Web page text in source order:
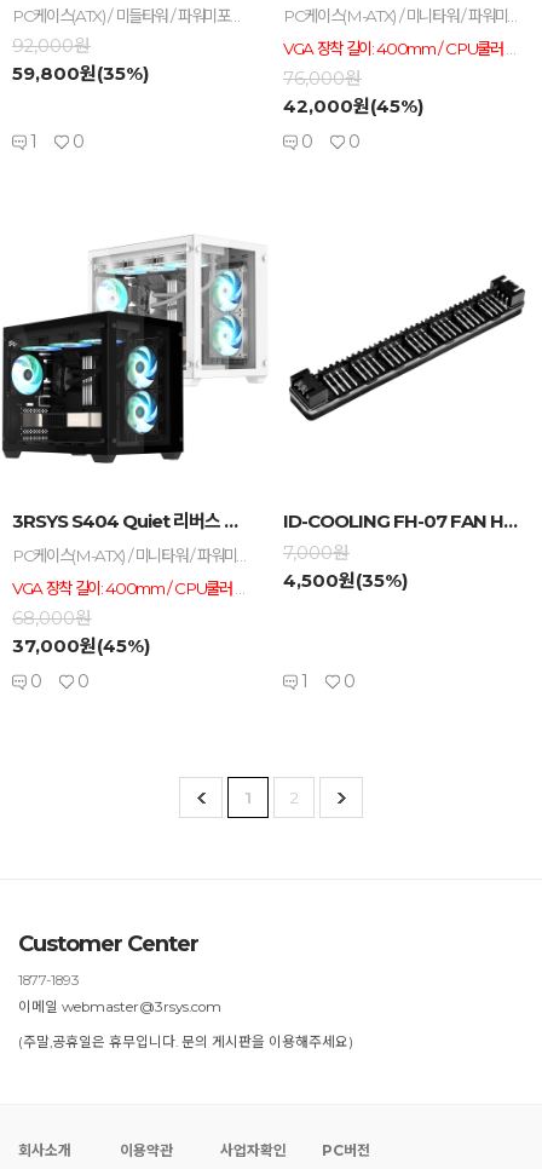
PC케이스(ATX) / 미들타워 / 파워미포함 / 표준-ATX / Micro-ATX / 표준-ITX / 수직 PCI슬롯 : 슬롯변경형 / 쿨링팬 : 총4개 / 측면 : 강화유리 / 후면 : 120mm x1 / 전면 : 140mm x3 / 너비(W) : 223mm / 깊이(D) : 467mm / 높이(H) : 492mm / 파워 장착 : 200mm / 파워
92,000원
59,800원(35%)
1 0
76,000원
42,000원(45%)
0
0
3RSYS S404 Quiet 리버스 블랙...
68,000원
37,000원(45%)
0
0
ID-COOLING FH-07 FAN HUB
7,000원
4,500원(35%)
1 0
1 2
Customer Center
1877-1893
이메일 webmaster@3rsys.com
(주말,공휴일은 휴무입니다. 문의 게시판을 이용해주세요)
회사소개 이용약관 사업자확인 PC버전